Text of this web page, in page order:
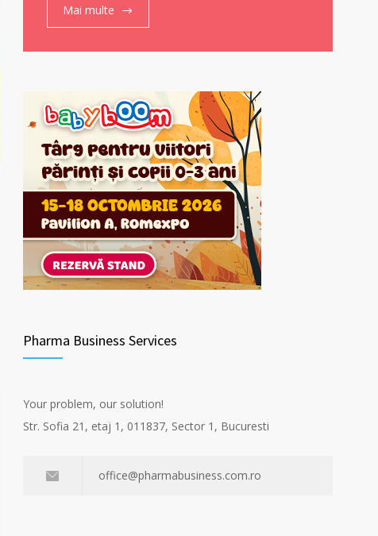
Mai multe
Pharma Business Services
Your problem, our solution!
Str. Sofia 21, etaj 1, 011837, Sector 1, Bucuresti
office@pharmabusiness.com.ro